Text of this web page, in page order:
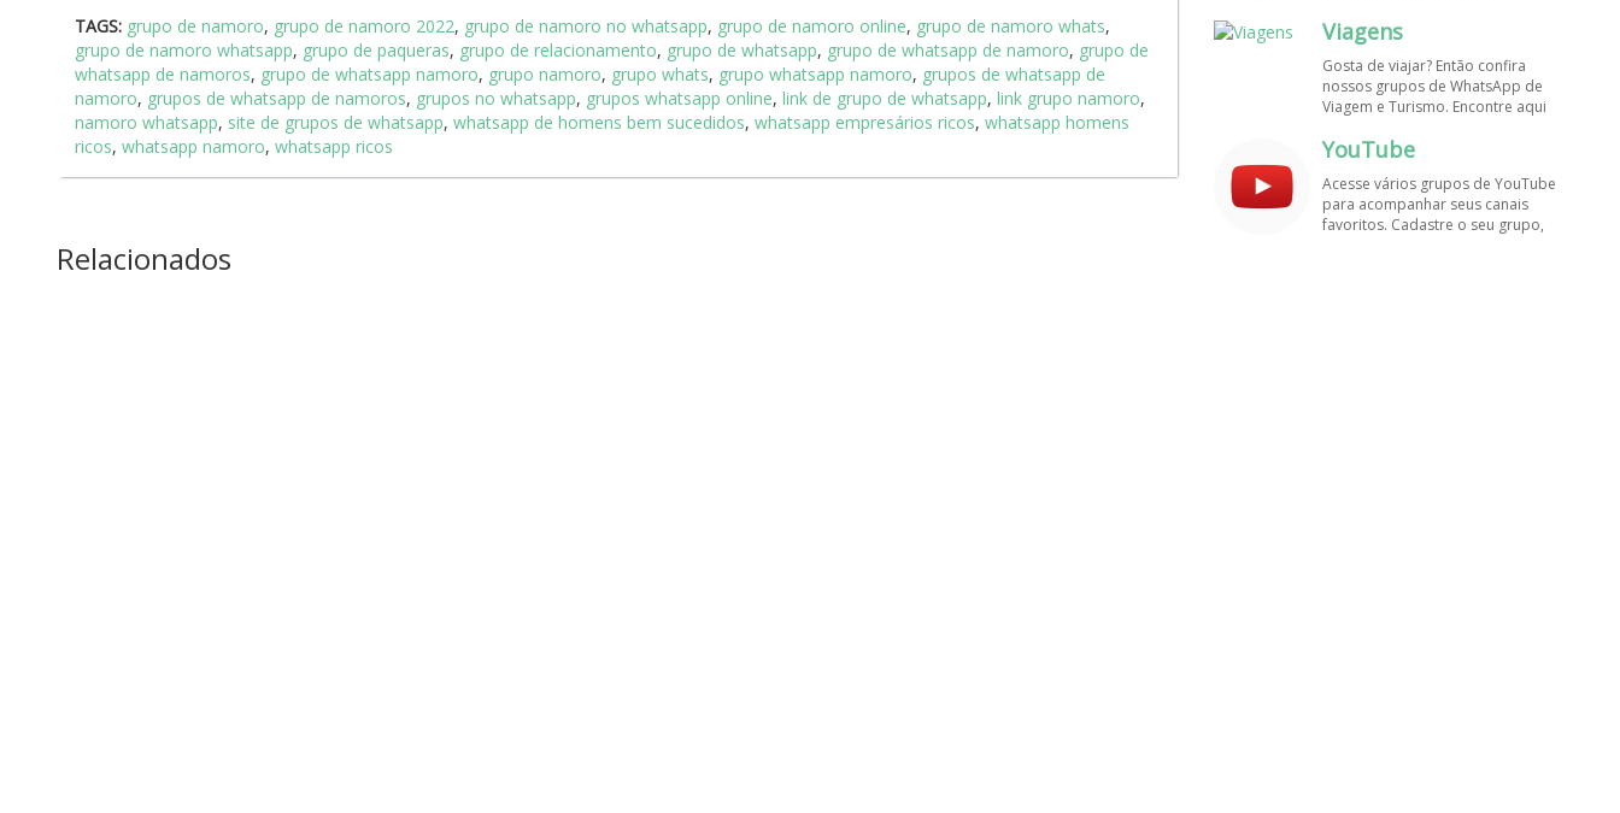
TAGS: grupo de namoro, grupo de namoro 2022, grupo de namoro no whatsapp, grupo de namoro online, grupo de namoro whats,
grupo de namoro whatsapp, grupo de paqueras, grupo de relacionamento, grupo de whatsapp, grupo de whatsapp de namoro, grupo de
whatsapp de namoros, grupo de whatsapp namoro, grupo namoro, grupo whats, grupo whatsapp namoro, grupos de whatsapp de
namoro, grupos de whatsapp de namoros, grupos no whatsapp, grupos whatsapp online, link de grupo de whatsapp, link grupo namoro,
namoro whatsapp, site de grupos de whatsapp, whatsapp de homens bem sucedidos, whatsapp empresários ricos, whatsapp homens
ricos, whatsapp namoro, whatsapp ricos
Relacionados
Aqui tem os grupos de WhatsApp
é de graça!
Viagens
Gosta de viajar? Então confira
nossos grupos de WhatsApp de
Viagem e Turismo. Encontre aqui
é de graça! Compartilhe com os
YouTube
Acesse vários grupos de YouTube
para acompanhar seus canais
favoritos. Cadastre o seu grupo,